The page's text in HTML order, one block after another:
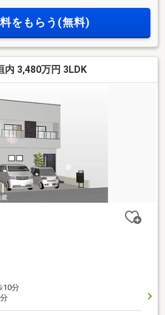
をもらう(無料)
内 3,480万円 3LDK
10分